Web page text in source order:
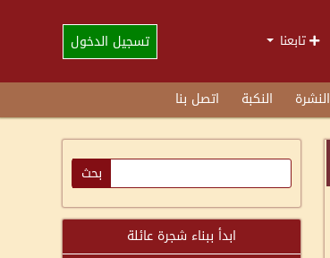
تابعنا تسجيل الدخول
النشرة النكبة اتصل بنا
ابدأ ببناء شجرة عائلة